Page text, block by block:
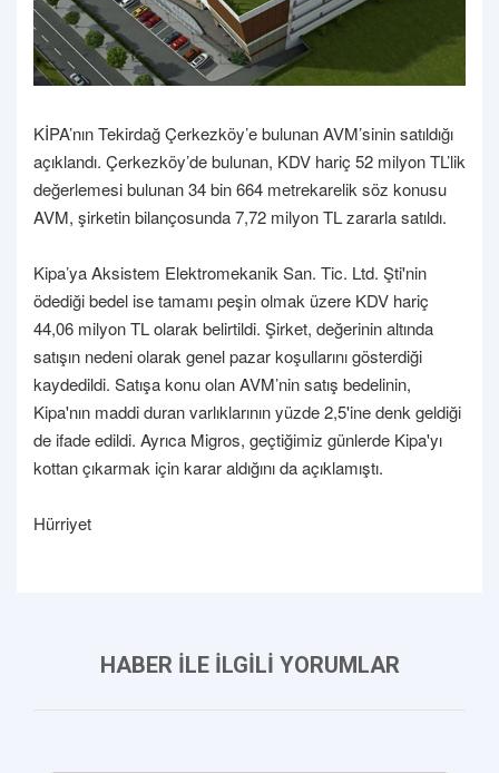
KİPA’nın Tekirdağ Çerkezköy’e bulunan AVM’sinin satıldığı
açıklandı. Çerkezköy’de bulunan, KDV hariç 52 milyon TL’lik
değerlemesi bulunan 34 bin 664 metrekarelik söz konusu
AVM, şirketin bilançosunda 7,72 milyon TL zararla satıldı.
Kipa’ya Aksistem Elektromekanik San. Tic. Ltd. Şti'nin
ödediği bedel ise tamamı peşin olmak üzere KDV hariç
44,06 milyon TL olarak belirtildi. Şirket, değerinin altında
satışın nedeni olarak genel pazar koşullarını gösterdiği
kaydedildi. Satışa konu olan AVM’nin satış bedelinin,
Kipa'nın maddi duran varlıklarının yüzde 2,5'ine denk geldiği
de ifade edildi. Ayrıca Migros, geçtiğimiz günlerde Kipa'yı
kottan çıkarmak için karar aldığını da açıklamıştı.
Hürriyet
HABER İLE İLGİLİ YORUMLAR